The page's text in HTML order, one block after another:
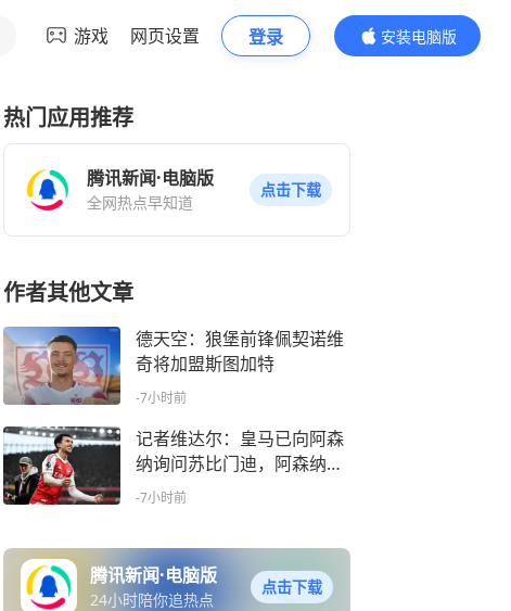
游戏 网页设置 登录
安装电脑版
内容更精彩
热门应用推荐
腾讯新闻·电脑版
全网热点早知道
点击下载
作者其他文章
德天空：狼堡前锋佩契诺维
奇将加盟斯图加特
-7小时前
记者维达尔：皇马已向阿森
纳询问苏比门迪，阿森纳要
价9000万欧
-7小时前
腾讯新闻·电脑版
24小时陪你追热点
点击下载